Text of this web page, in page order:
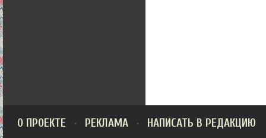
О ПРОЕКТЕ РЕКЛАМА НАПИСАТЬ В РЕДАКЦИЮ